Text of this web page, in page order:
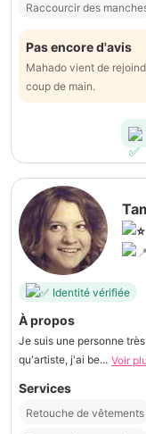
Raccourcir des
Pas encore d'avis
Mahado vient de
coup de main.
Identité vérifiée
À propos
Je suis une personne
qu'artiste, j'ai be... Voir
Services
Retouche de vêtements